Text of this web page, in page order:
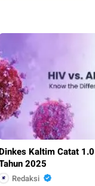
Dinkes Kaltim Catat
2025
Redaksi